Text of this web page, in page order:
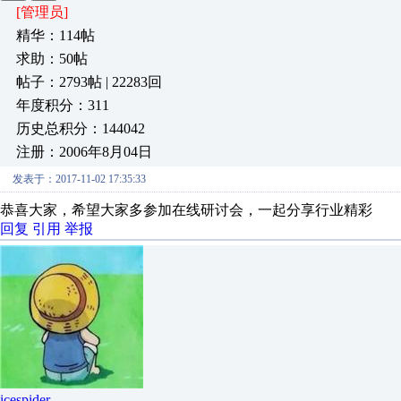
[管理员]
精华：114帖
求助：50帖
帖子：2793帖 | 22283回
年度积分：311
历史总积分：144042
注册：2006年8月04日
发表于：2017-11-02 17:35:33
恭喜大家，希望大家多参加在线研讨会，一起分享行业精彩
回复 引用 举报